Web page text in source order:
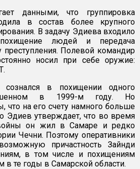
данными, что группировка
в состав более крупного
В задачу Эдиева входило
похищение людей и передача
преступления. Полевой командир
носил при себе оружие:
в похищении одного
в 1999-м году. Но
что на его счету намного больше
Эдиев утверждает, что во время
он жил в Самаре и редко
Чечни. Поэтому оперативники
причастность Зайнди
в том числе и похищениям
те годы в Самарской области.